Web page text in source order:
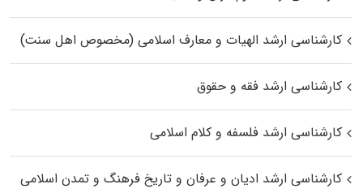
کارشناسی ارشد الهیات و معارف اسلامی (مخصوص اهل سنت)
کارشناسی ارشد فقه و حقوق
کارشناسی ارشد فلسفه و کلام اسلامی
کارشناسی ارشد ادیان و عرفان و تاریخ فرهنگ و تمدن اسلامی